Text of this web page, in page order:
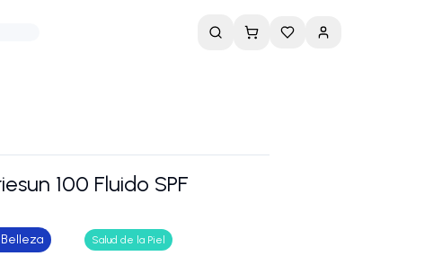
100 Fluido SPF
Salud de la Piel